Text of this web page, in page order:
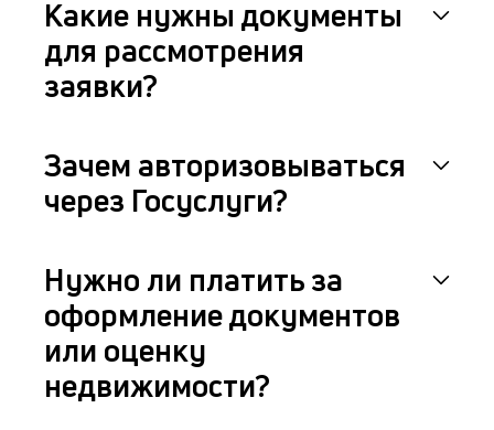
Какие нужны документы
для рассмотрения
заявки?
Зачем авторизовываться
через Госуслуги?
Нужно ли платить за
оформление документов
или оценку
недвижимости?